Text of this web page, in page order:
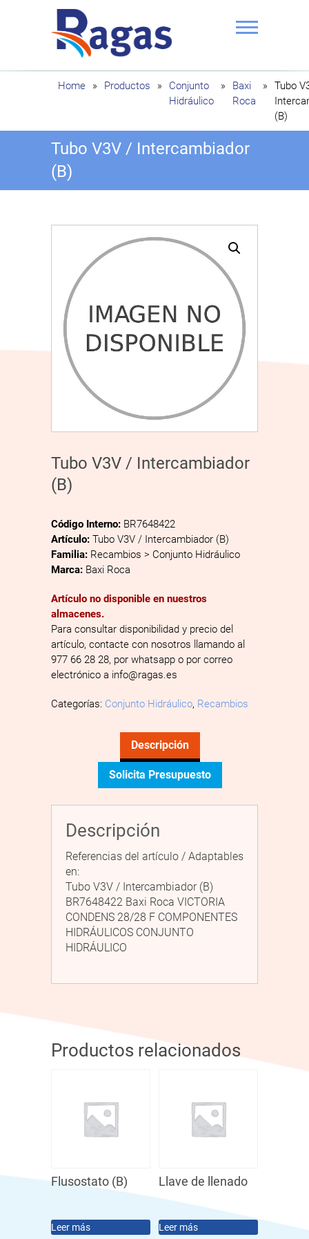
Ragas
Home » Productos »
Conjunto
Hidráulico
»
Baxi
Roca
»
Tubo
(B)
Tubo V3V / Intercambiador
(B)
Tubo V3V / Intercambiador
(B)
Código Interno: BR7648422
Artículo: Tubo V3V / Intercambiador (B)
Familia: Recambios > Conjunto Hidráulico
Marca: Baxi Roca
Artículo no disponible en nuestros
almacenes.
Para consultar disponibilidad y precio del
artículo, contacte con nosotros llamando al
977 66 28 28, por whatsapp o por correo
electrónico a info@ragas.es
Categorías: Conjunto Hidráulico, Recambios
Descripción
Solicita Presupuesto
Descripción
Referencias del artículo / Adaptables
en:
Tubo V3V / Intercambiador (B)
BR7648422 Baxi Roca VICTORIA
CONDENS 28/28 F COMPONENTES
HIDRÁULICOS CONJUNTO
HIDRÁULICO
Productos relacionados
Flusostato (B)
Leer más
Llave de llenado
Leer más